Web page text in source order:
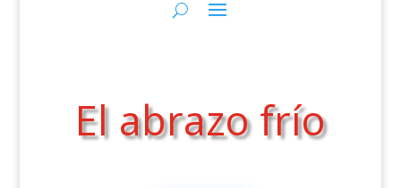
El abrazo frío